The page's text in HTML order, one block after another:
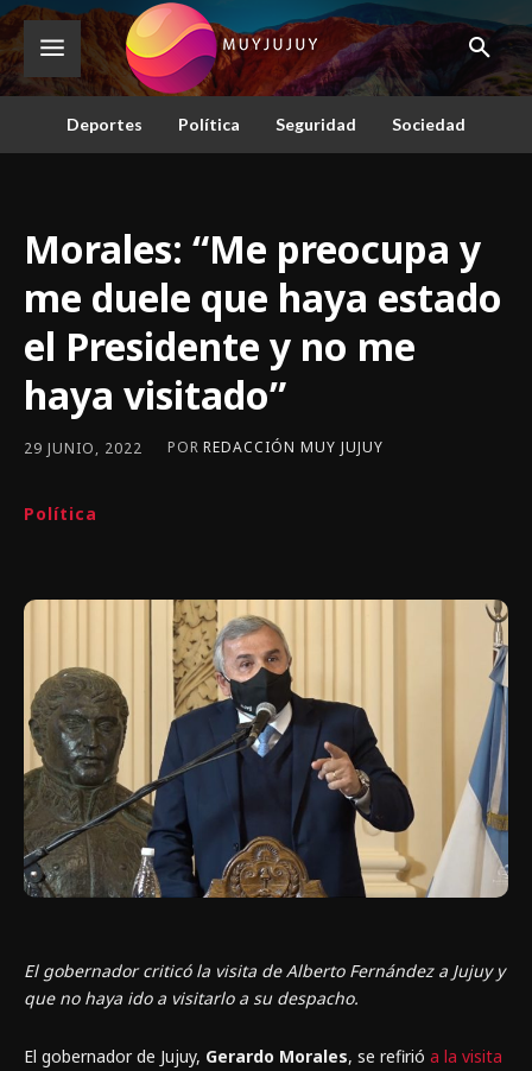
Deportes Política Seguridad Sociedad
Morales: “Me preocupa y
me duele que haya estado
el Presidente y no me
haya visitado”
29 JUNIO, 2022 POR REDACCIÓN MUY JUJUY
Política
El gobernador criticó la visita de Alberto Fernández a Jujuy y
que no haya ido a visitarlo a su despacho.
El gobernador de Jujuy, Gerardo Morales, se refirió a la visita